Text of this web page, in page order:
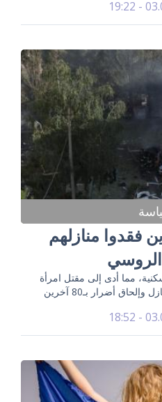
فقدوا منازلهم
مما أدى إلى مقتل امرأة